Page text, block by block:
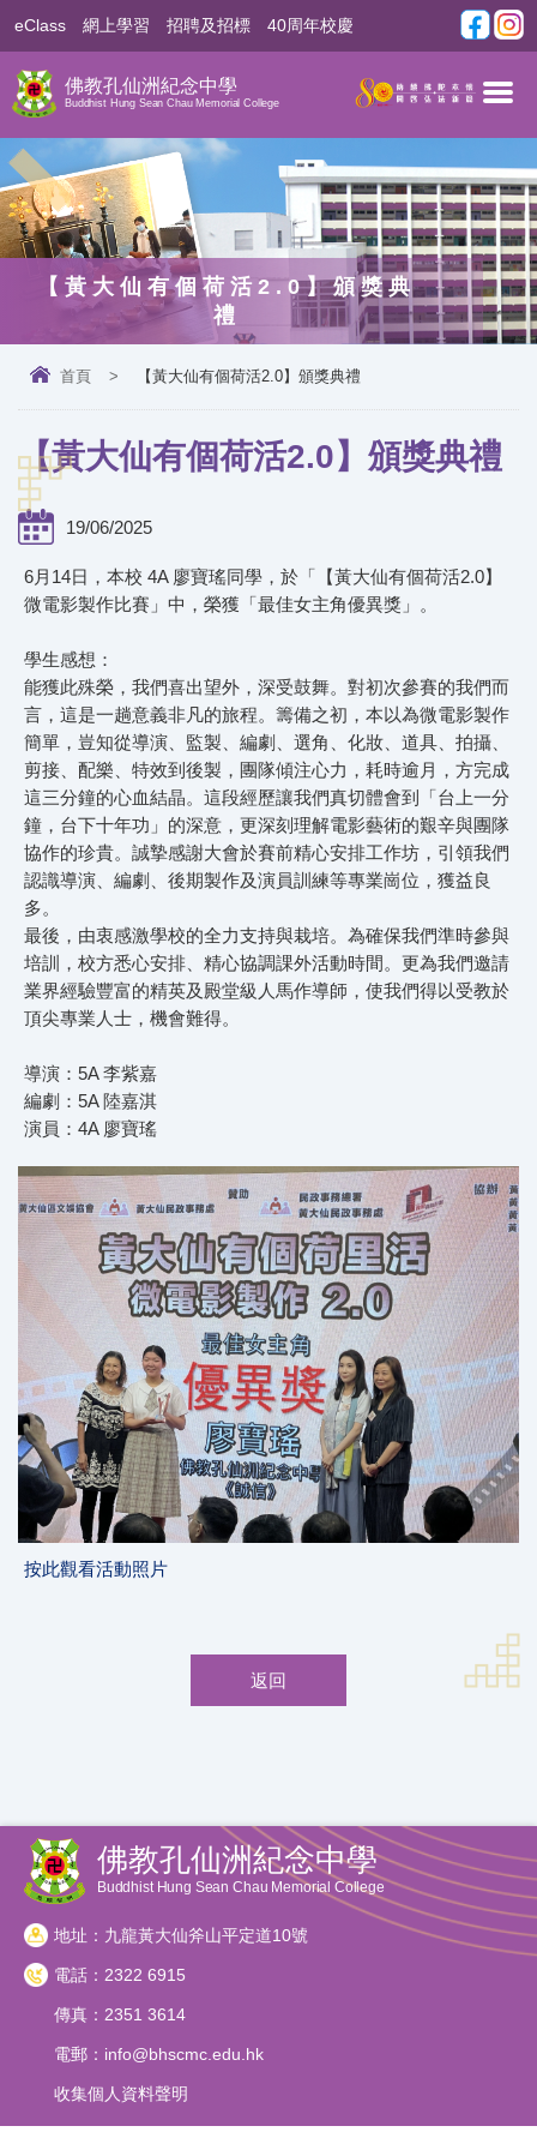
佛教孔仙洲紀念中學
Buddhist Hung Sean Chau Memorial College
eClass 網上學習 招聘及招標 40周年校慶
【黃大仙有個荷活2.0】頒獎典
禮
首頁 > 【黃大仙有個荷活2.0】頒獎典禮
【黃大仙有個荷活2.0】頒獎典禮
19/06/2025
6月14日，本校 4A 廖寶瑤同學，於「【黃大仙有個荷活2.0】
微電影製作比賽」中，榮獲「最佳女主角優異獎」。
學生感想：
能獲此殊榮，我們喜出望外，深受鼓舞。對初次參賽的我們而
言，這是一趟意義非凡的旅程。籌備之初，本以為微電影製作
簡單，豈知從導演、監製、編劇、選角、化妝、道具、拍攝、
剪接、配樂、特效到後製，團隊傾注心力，耗時逾月，方完成
這三分鐘的心血結晶。這段經歷讓我們真切體會到「台上一分
鐘，台下十年功」的深意，更深刻理解電影藝術的艱辛與團隊
協作的珍貴。誠摯感謝大會於賽前精心安排工作坊，引領我們
認識導演、編劇、後期製作及演員訓練等專業崗位，獲益良
多。
最後，由衷感激學校的全力支持與栽培。為確保我們準時參與
培訓，校方悉心安排、精心協調課外活動時間。更為我們邀請
業界經驗豐富的精英及殿堂級人馬作導師，使我們得以受教於
頂尖專業人士，機會難得。
導演：5A 李紫嘉
編劇：5A 陸嘉淇
演員：4A 廖寶瑤
按此觀看活動照片
返回
佛教孔仙洲紀念中學
Buddhist Hung Sean Chau Memorial College
地址：九龍黃大仙斧山平定道10號
電話：2322 6915
傳真：2351 3614
電郵： info@bhscmc.edu.hk
收集個人資料聲明